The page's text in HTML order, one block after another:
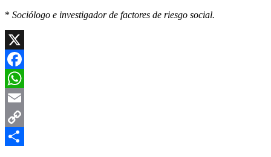
* Sociólogo e investigador de factores de riesgo social.
X
Facebook
WhatsApp
Email
Copy